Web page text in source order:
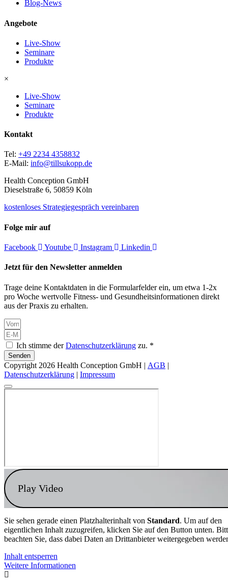
Blog-News
Angebote
Live-Show
Seminare
Produkte
×
Live-Show
Seminare
Produkte
Kontakt
Tel: +49 2234 4358832
E-Mail: info@tillsukopp.de
Health Conception GmbH
Dieselstraße 6, 50859 Köln
kostenloses Strategiegespräch vereinbaren
Folge mir auf
Facebook Youtube Instagram Linkedin
Jetzt für den Newsletter anmelden
Trage deine Kontaktdaten in die Formularfelder ein, um etwa 1-2x
pro Woche wertvolle Fitness- und Gesundheitsinformationen direkt
aus der Praxis zu erhalten.
Ich stimme derDatenschutzerklärung zu. *
Senden
Copyright 2026 Health Conception GmbH | AGB |
Datenschutzerklärung | Impressum
Play Video
Sie sehen gerade einen Platzhalterinhalt von Standard. Um auf den
eigentlichen Inhalt zuzugreifen, klicken Sie auf den Button unten.
beachten Sie, dass dabei Daten an Drittanbieter weitergegeben
Inhalt entsperren
Weitere Informationen